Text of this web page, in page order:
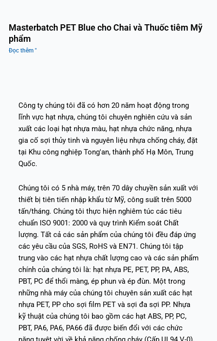
Masterbatch PET Blue cho Chai và Thuốc tiêm Mỹ
phẩm
Đọc thêm "
Công ty chúng tôi đã có hơn 20 năm hoạt động trong
lĩnh vực hạt nhựa, chúng tôi chuyên nghiên cứu và sản
xuất các loại hạt nhựa màu, hạt nhựa chức năng, nhựa
gia cố sợi thủy tinh và nguyên liệu nhựa chống cháy, đặt
tại Khu công nghiệp Tong'an, thành phố Hạ Môn, Trung
Quốc.
Chúng tôi có 5 nhà máy, trên 70 dây chuyền sản xuất với
thiết bị tiên tiến nhập khẩu từ Mỹ, công suất trên 5000
tấn/tháng. Chúng tôi thực hiện nghiêm túc các tiêu
chuẩn ISO 9001: 2000 và quy trình Kiểm soát Chất
lượng. Tất cả các sản phẩm của chúng tôi đều đáp ứng
các yêu cầu của SGS, RoHS và EN71. Chúng tôi tập
trung vào các hạt nhựa chất lượng cao và các sản phẩm
chính của chúng tôi là: hạt nhựa PE, PET, PP, PA, ABS,
PBT, PC để thổi màng, ép phun và ép đùn. Một trong
những nhà máy của chúng tôi chuyên sản xuất các hạt
nhựa PET, PP cho sợi film PET và sợi đa sợi PP. Nhựa
kỹ thuật của chúng tôi bao gồm các hạt ABS, PP, PC,
PBT, PA6, PA6, PA66 đã được biến đổi với các chức